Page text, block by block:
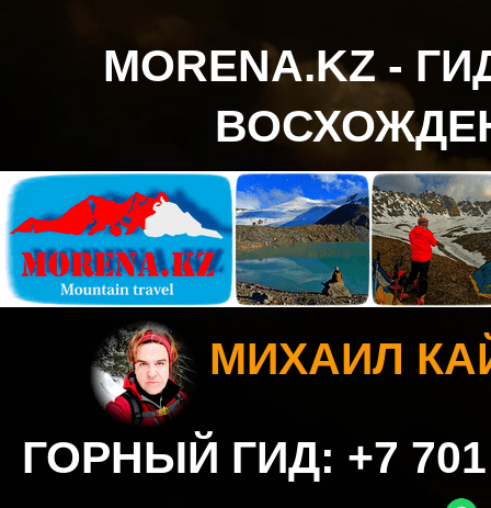
MORENA.KZ -
МИХАИЛ
ГОРНЫЙ ГИД: +7 701